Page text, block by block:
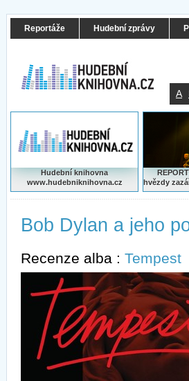
Reportáže Hudební zprávy
A
Hudební knihovna
www.hudebniknihovna.cz
hvězdy
Bob Dylan a jeho
Recenze alba : Tempest